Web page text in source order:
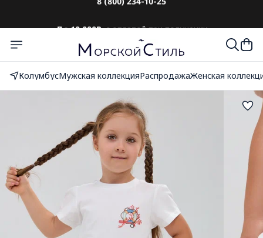
КолумбусМужская коллекцияРаспродажаЖенская